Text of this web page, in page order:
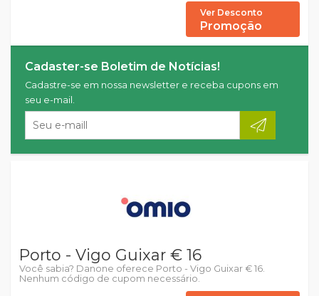
Ver Desconto
Promoção
Cadaster-se Boletim de Notícias!
Cadastre-se em nossa newsletter e receba cupons em
seu e-mail.
Porto - Vigo Guixar € 16
Você sabia? Danone oferece Porto - Vigo Guixar € 16.
Nenhum código de cupom necessário.